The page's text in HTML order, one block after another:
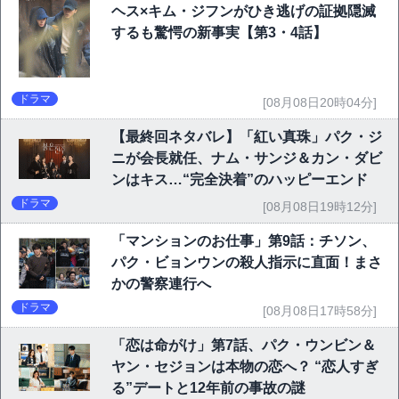
ヘス×キム・ジフンがひき逃げの証拠隠滅
するも驚愕の新事実【第3・4話】
ドラマ [08月08日20時04分]
【最終回ネタバレ】「紅い真珠」パク・ジ
ニが会長就任、ナム・サンジ＆カン・ダビ
ンはキス…“完全決着”のハッピーエンド
ドラマ [08月08日19時12分]
「マンションのお仕事」第9話：チソン、
パク・ビョンウンの殺人指示に直面！まさ
かの警察連行へ
ドラマ [08月08日17時58分]
「恋は命がけ」第7話、パク・ウンビン＆
ヤン・セジョンは本物の恋へ？ “恋人すぎ
る”デートと12年前の事故の謎